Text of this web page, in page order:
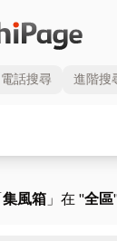
電話搜尋 進階搜
集風箱」在 "全區